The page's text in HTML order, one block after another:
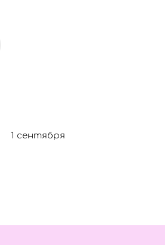
1 сентября